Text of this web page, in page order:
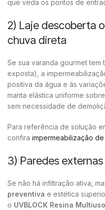
que veda os pontos de
2) Laje descoberta
chuva direta
Se sua varanda gourmet
exposta), a
positiva da água e às
manta elástica uniforme sobre
sem necessidade de
Para referência de solução
confira impermeabilização
3) Paredes
Se não há infiltração ativa,
preventiva e estética
o UVBLOCK Resina Multiuso